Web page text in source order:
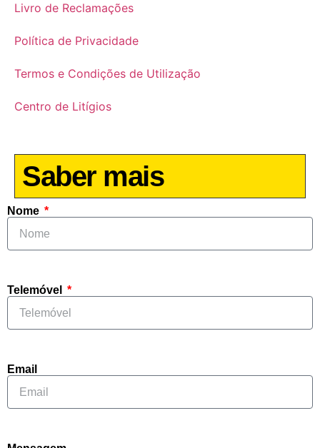
Livro de Reclamações
Política de Privacidade
Termos e Condições de Utilização
Centro de Litígios
Saber mais
Nome
Telemóvel
Email